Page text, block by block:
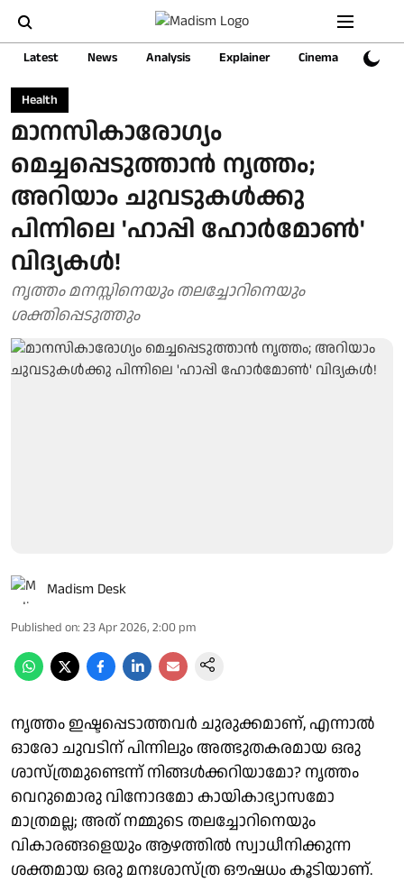
Latest News Analysis Explainer Cinema Sports
Health
മാനസികാരോഗ്യം
മെച്ചപ്പെടുത്താൻ നൃത്തം;
അറിയാം ചുവടുകൾക്കു
പിന്നിലെ 'ഹാപ്പി ഹോർമോൺ'
വിദ്യകൾ!
നൃത്തം മനസ്സിനെയും തലച്ചോറിനെയും
ശക്തിപ്പെടുത്തും
Madism Desk
Published on: 23 Apr 2026, 2:00 pm
നൃത്തം ഇഷ്ടപ്പെടാത്തവർ ചുരുക്കമാണ്, എന്നാൽ
ഓരോ ചുവടിന് പിന്നിലും അത്ഭുതകരമായ ഒരു
ശാസ്ത്രമുണ്ടെന്ന് നിങ്ങൾക്കറിയാമോ? നൃത്തം
വെറുമൊരു വിനോദമോ കായികാഭ്യാസമോ
മാത്രമല്ല; അത് നമ്മുടെ തലച്ചോറിനെയും
വികാരങ്ങളെയും ആഴത്തിൽ സ്വാധീനിക്കുന്ന
ശക്തമായ ഒരു മനഃശാസ്ത്ര ഔഷധം കൂടിയാണ്.